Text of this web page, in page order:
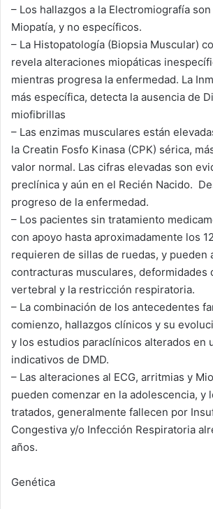
– Los hallazgos a la Electromiografía
Miopatía, y no específicos.
– La Histopatología (Biopsia Muscular)
revela alteraciones miopáticas
mientras progresa la enfermedad. La
más específica, detecta la ausencia de
miofibrillas
– Las enzimas musculares están
la Creatin Fosfo Kinasa (CPK) sérica,
valor normal. Las cifras elevadas son
preclínica y aún en el Recién Nacido.
progreso de la enfermedad.
– Los pacientes sin tratamiento
con apoyo hasta aproximadamente los
requieren de sillas de ruedas, y pueden
contracturas musculares, deformidades
vertebral y la restricción respiratoria.
– La combinación de los antecedentes
comienzo, hallazgos clínicos y su
y los estudios paraclínicos alterados en
indicativos de DMD.
– Las alteraciones al ECG, arritmias y
pueden comenzar en la adolescencia, y
tratados, generalmente fallecen por
Congestiva y/o Infección Respiratoria
años.
Genética